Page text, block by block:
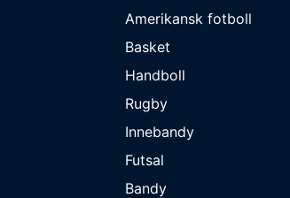
Amerikansk fotboll
Basket
Handboll
Rugby
Innebandy
Futsal
Bandy